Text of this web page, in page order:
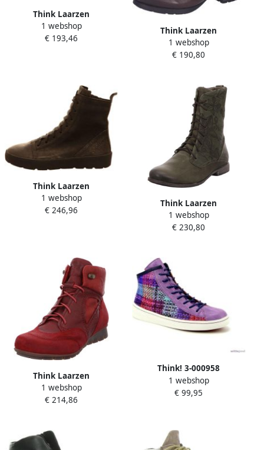
Think Laarzen
1 webshop
€ 193,46
Think Laarzen
1 webshop
€ 190,80
Think Laarzen
1 webshop
€ 246,96
Think Laarzen
1 webshop
€ 230,80
Think Laarzen
1 webshop
€ 214,86
Think! 3-000958
Veterschoenen
1 webshop
€ 99,95